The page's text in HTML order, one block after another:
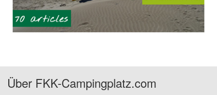
Über FKK-Campingplatz.com